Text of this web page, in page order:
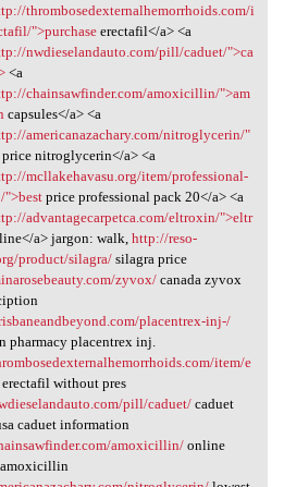
thrombosedexternalhemorrhoids.com/i
">purchaseerectafil</a> <a
nwdieselandauto.com/pill/caduet/">ca
<a
chainsawfinder.com/amoxicillin/">am
capsules</a> <a
americanazachary.com/nitroglycerin/"
nitroglycerin</a> <a
mcllakehavasu.org/item/professional-
">bestprice professional pack 20</a> <a
advantagecarpetca.com/eltroxin/">eltr
a> jargon: walk, http://reso-
product/silagra/silagra price
zyvox/canada zyvox
placentrex-inj-/
pharmacy placentrex inj.
item/e
without pres
pill/caduet/caduet
caduet information
amoxicillin/online